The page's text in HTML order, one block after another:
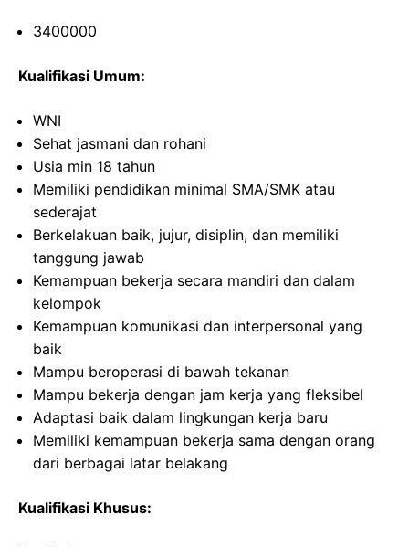
3400000
Kualifikasi Umum:
WNI
Sehat jasmani dan rohani
Usia min 18 tahun
Memiliki pendidikan minimal SMA/SMK atau
sederajat
Berkelakuan baik, jujur, disiplin, dan memiliki
tanggung jawab
Kemampuan bekerja secara mandiri dan dalam
kelompok
Kemampuan komunikasi dan interpersonal yang
baik
Mampu beroperasi di bawah tekanan
Mampu bekerja dengan jam kerja yang fleksibel
Adaptasi baik dalam lingkungan kerja baru
Memiliki kemampuan bekerja sama dengan orang
dari berbagai latar belakang
Kualifikasi Khusus: